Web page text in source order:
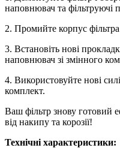
наповнювач та фільтруючі
2. Промийте корпус
3. Встановіть нові
наповнювач зі змінного
4. Використовуйте нові
комплект.
Ваш фільтр знову готовий
від накипу та корозії!
Технічні характеристики: